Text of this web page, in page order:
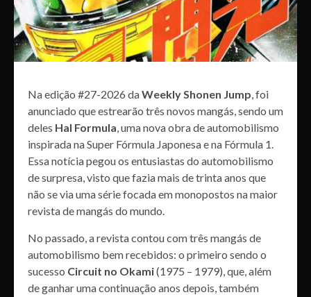
Na edição #27-2026 daWeekly Shonen Jump, foi
anunciado que estrearão três novos mangás, sendo um
deles Hal Formula, uma nova obra de automobilismo
inspirada na Super Fórmula Japonesa e na Fórmula 1.
Essa notícia pegou os entusiastas do automobilismo
de surpresa, visto que fazia mais de trinta anos que
não se via uma série focada em monopostos na maior
revista de mangás do mundo.
No passado, a revista contou com três mangás de
automobilismo bem recebidos: o primeiro sendo o
sucesso Circuit no Okami(1975 – 1979), que, além
de ganhar uma continuação anos depois, também